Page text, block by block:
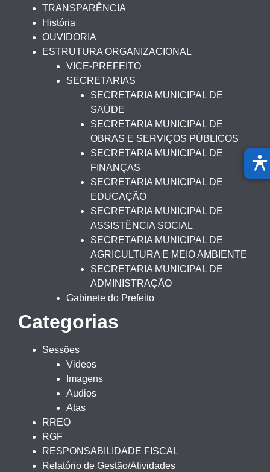
TRANSPARÊNCIA
História
OUVIDORIA
ESTRUTURA ORGANIZACIONAL
VICE-PREFEITO
SECRETARIAS
SECRETARIA MUNICIPAL DE
SAÚDE
SECRETARIA MUNICIPAL DE
OBRAS E SERVIÇOS PÚBLICOS
SECRETARIA MUNICIPAL DE
FINANÇAS
SECRETARIA MUNICIPAL DE
EDUCAÇÃO
SECRETARIA MUNICIPAL DE
ASSISTÊNCIA SOCIAL
SECRETARIA MUNICIPAL DE
AGRICULTURA E MEIO AMBIENTE
SECRETARIA MUNICIPAL DE
ADMINISTRAÇÃO
Gabinete do Prefeito
Categorias
Sessões
Videos
Imagens
Audios
Atas
RREO
RGF
RESPONSABILIDADE FISCAL
Relatório de Gestão/Atividades